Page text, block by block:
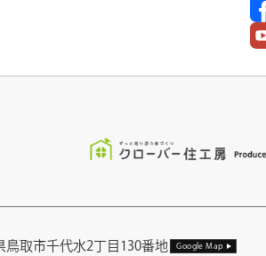
鳥取市千代水2丁目130番地 Google Map